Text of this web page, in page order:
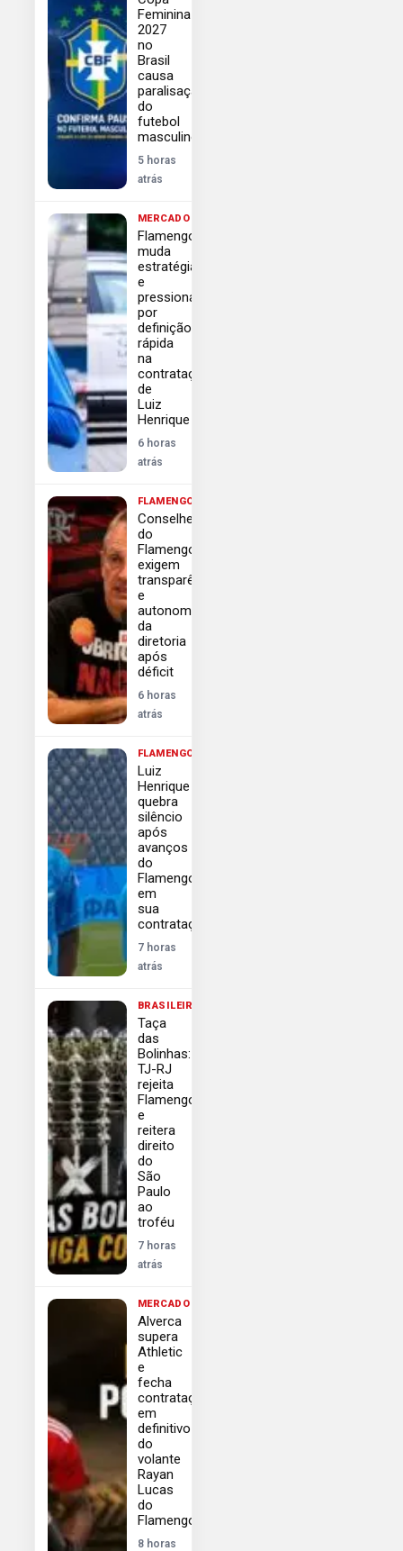
Feminina
2027
no
Brasil
causa
paralisação
do
futebol
masculino
5 horas
atrás
MERCADO
Flamengo
muda
estratégia
e
pressiona
por
definição
rápida
na
contratação
de
Luiz
Henrique
6 horas
atrás
FLAMENGO
Conselheiros
do
Flamengo
exigem
transparência
e
autonomia
da
diretoria
após
déficit
6 horas
atrás
FLAMENGO
Luiz
Henrique
quebra
silêncio
após
avanços
do
Flamengo
em
sua
contratação
7 horas
atrás
BRASILEIRÃO
Taça
das
Bolinhas:
TJ-RJ
rejeita
Flamengo
e
reitera
direito
do
São
Paulo
ao
troféu
7 horas
atrás
MERCADO
Alverca
supera
Athletic
e
fecha
contratação
em
definitivo
do
volante
Rayan
Lucas
do
Flamengo
8 horas